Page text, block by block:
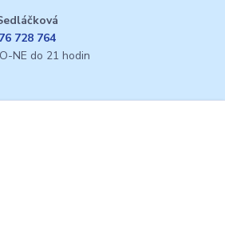
728 764
NE do 21 hodin